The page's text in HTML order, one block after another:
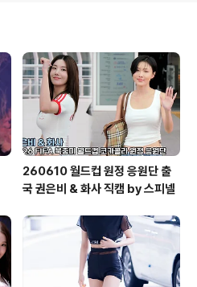
260610 월드컵 원정 응원단 출
국 권은비 & 화사 직캠 by 스피넬